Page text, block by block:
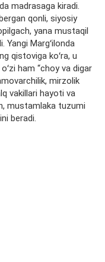
madrasaga kiradi.
qonli, siyosiy
yana mustaqil
Yangi Margʻilonda
qistoviga koʻra, u
ham “choy va digar
mirzolik
vakillari hayoti va
mustamlaka tuzumi
beradi.